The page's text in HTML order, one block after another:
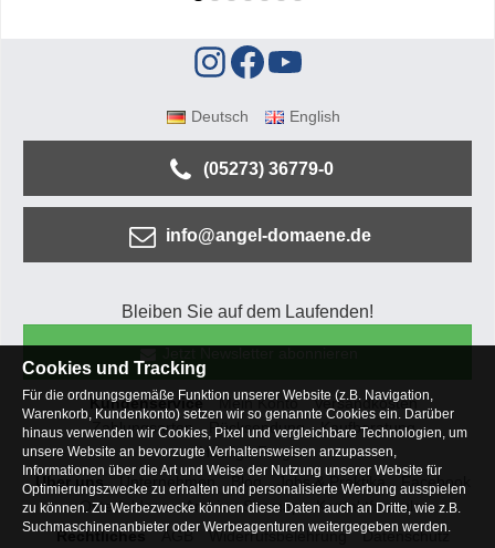
Deutsch English
(05273) 36779-0
info@angel-domaene.de
Bleiben Sie auf dem Laufenden!
Kundenservice Mein Konto
Versandkosten
Zahlungsarten
Rücksendung
Kaufberatung
Häufige Fragen
Über uns
Unternehmen Blog Jobs & Praktika
Facebook
Osterfeldsee
Archiv Sitemap
Kontaktformular
Rechtliches
AGB Widerrufsbelehrung Datenschutz
Cookies und Tracking
Für die ordnungsgemäße Funktion unserer Website (z.B. Navigation,
Warenkorb, Kundenkonto) setzen wir so genannte Cookies ein. Darüber
hinaus verwenden wir Cookies, Pixel und vergleichbare Technologien, um
unsere Website an bevorzugte Verhaltensweisen anzupassen,
Informationen über die Art und Weise der Nutzung unserer Website für
Optimierungszwecke zu erhalten und personalisierte Werbung ausspielen
zu können. Zu Werbezwecke können diese Daten auch an Dritte, wie z.B.
Suchmaschinenanbieter oder Werbeagenturen weitergegeben werden.